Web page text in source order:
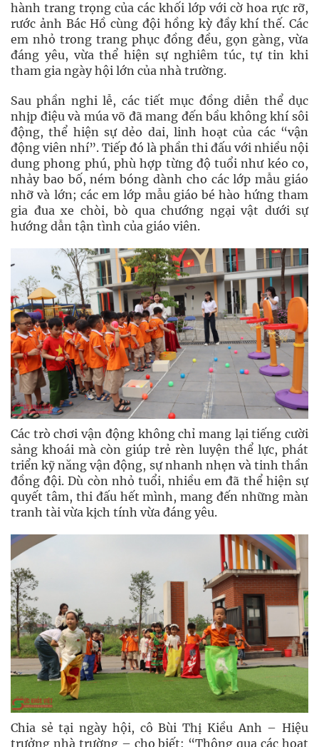
hành trang trọng của các khối lớp với cờ hoa rực rỡ,
rước ảnh Bác Hồ cùng đội hồng kỳ đầy khí thế. Các
em nhỏ trong trang phục đồng đều, gọn gàng, vừa
đáng yêu, vừa thể hiện sự nghiêm túc, tự tin khi
tham gia ngày hội lớn của nhà trường.
Sau phần nghi lễ, các tiết mục đồng diễn thể dục
nhịp điệu và múa võ đã mang đến bầu không khí sôi
động, thể hiện sự dẻo dai, linh hoạt của các “vận
động viên nhí”. Tiếp đó là phần thi đấu với nhiều nội
dung phong phú, phù hợp từng độ tuổi như kéo co,
nhảy bao bố, ném bóng dành cho các lớp mẫu giáo
nhỡ và lớn; các em lớp mẫu giáo bé hào hứng tham
gia đua xe chòi, bò qua chướng ngại vật dưới sự
hướng dẫn tận tình của giáo viên.
Các trò chơi vận động không chỉ mang lại tiếng cười
sảng khoái mà còn giúp trẻ rèn luyện thể lực, phát
triển kỹ năng vận động, sự nhanh nhẹn và tinh thần
đồng đội. Dù còn nhỏ tuổi, nhiều em đã thể hiện sự
quyết tâm, thi đấu hết mình, mang đến những màn
tranh tài vừa kịch tính vừa đáng yêu.
Chia sẻ tại ngày hội, cô Bùi Thị Kiều Anh – Hiệu
trưởng nhà trường – cho biết: “Thông qua các hoạt